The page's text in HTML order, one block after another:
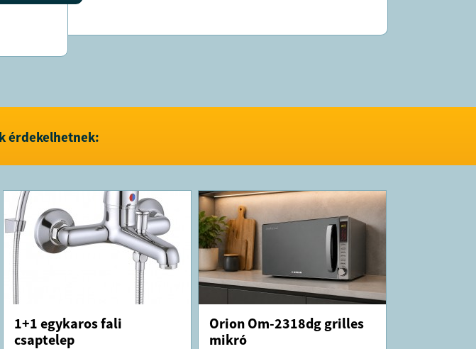
Erős cellafedél.
vízálló szövettokba zárva, kompakt profilra hajtva az
várható élettartamot.
Kibontva a mérete rendkívül kicsi a rendkívül
hatékony napelemeknek köszönhetően.
Az összehajtogatott méret minden méretben rendkívül
kicsi az egyrészes felépítésnek köszönhetően.
Magas, akár 20%-os átalakítási hatékonyság, ami
ideális bármilyen szabadtéri tevékenységhez, például
kempingezéshez, hegymászáshoz, túrázáshoz,
piknikhez és még váratlan áramkimaradásokhoz is.
Az alapvető kültéri készülékek és elektronikai eszközök
többségét működtetheti. Ha különleges körülmények
között áramra van szüksége, ez egyben megbízható
tartalék tápegység is lehet.
érdekelhetnek:
1+1 egykaros fali
csaptelep
Orion Om-2318dg grilles
mikró